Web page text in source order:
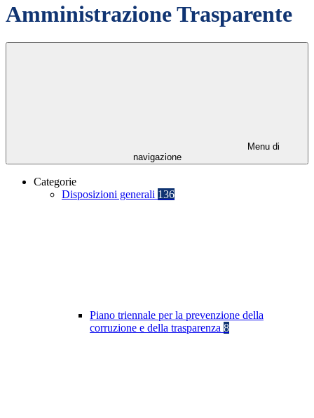
Amministrazione Trasparente
Menu di
navigazione
Categorie
Disposizioni generali 136
Piano triennale per la prevenzione della
corruzione e della trasparenza 8